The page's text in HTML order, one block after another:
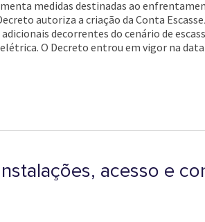
medidas destinadas ao
autoriza a criação da Conta
decorrentes do cenário de
O Decreto entrou em vigor na data
acesso e